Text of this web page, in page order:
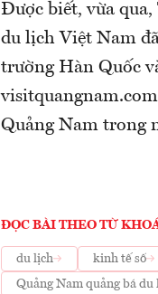
Được biết, vừa
du lịch Việt Nam
trường Hàn Quốc
Quảng Nam trong
ĐỌC BÀI THEO TỪ
du lịch kinh tế số
Quảng Nam quảng bá du